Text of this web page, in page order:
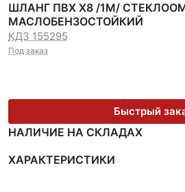
ШЛАНГ ПВХ Х8 /1М/
МАСЛОБЕНЗОСТОЙКИЙ
КДЗ 155295
Под заказ
Быстрый
НАЛИЧИЕ НА СКЛАДАХ
ХАРАКТЕРИСТИКИ